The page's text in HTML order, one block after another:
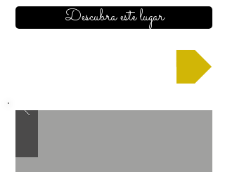
Descubra este lugar